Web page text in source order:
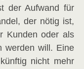
der Auf­wand für
der nötig ist,
Kun­den oder als
wer­den will. Eine
nicht mehr